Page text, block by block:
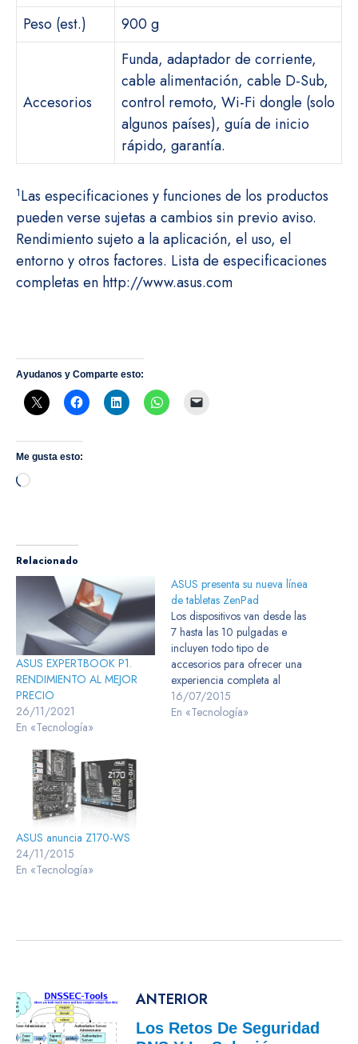
Peso (est.)
900 g
Accesorios
Funda, adaptador de corriente,
cable alimentación, cable D-Sub,
control remoto, Wi-Fi dongle (solo
algunos países), guía de inicio
rápido, garantía.
1Las especificaciones y funciones de los productos
pueden verse sujetas a cambios sin previo aviso.
Rendimiento sujeto a la aplicación, el uso, el
entorno y otros factores. Lista de especificaciones
completas en http://www.asus.com
Ayudanos y Comparte esto:
Me gusta esto:
Cargando...
Relacionado
ASUS EXPERTBOOK P1.
RENDIMIENTO AL MEJOR
PRECIO
26/11/2021
En «Tecnología»
ASUS presenta su nueva línea
de tabletas ZenPad
Los dispositivos van desde las
7 hasta las 10 pulgadas e
incluyen todo tipo de
accesorios para ofrecer una
experiencia completa al
usuario ASUS presenta una
nueva gama de tabletas, las
16/07/2015
En «Tecnología»
ASUS anuncia Z170-WS
24/11/2015
En «Tecnología»
ANTERIOR
Los Retos De Seguridad